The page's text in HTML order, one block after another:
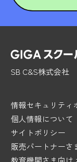
SB C&S株式会社
情報セキュリティ
個人情報について
サイトポリシー
販売パートナーさ